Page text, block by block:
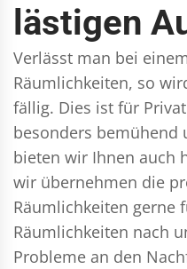
lästigen
Verlässt man bei
Räumlichkeiten, so
fällig. Dies ist für
besonders bemühend
bieten wir Ihnen auch
wir übernehmen die
Räumlichkeiten gerne
Räumlichkeiten nach
Probleme an den